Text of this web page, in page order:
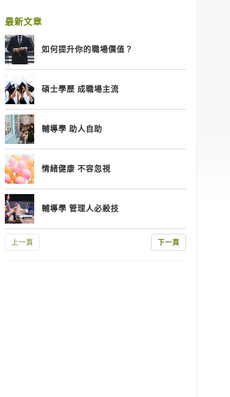
最新文章
如何提升你的職場價值？
碩士學歷 成職場主流
輔導學 助人自助
情緒健康 不容忽視
輔導學 管理人必殺技
上一頁 下一頁